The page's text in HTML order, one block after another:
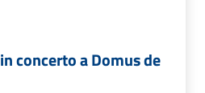
concerto a Domus de